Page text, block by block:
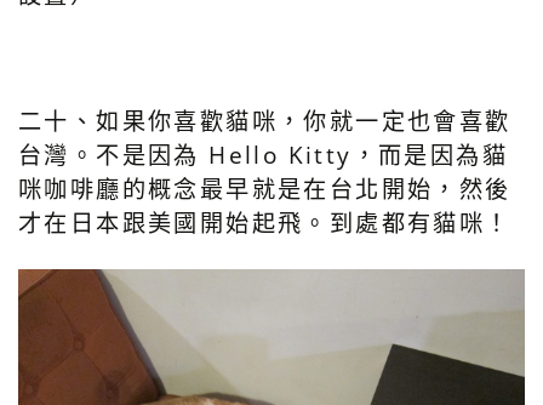
二十、如果你喜歡貓咪，你就一定也會喜歡
台灣。不是因為 Hello Kitty，而是因為貓
咪咖啡廳的概念最早就是在台北開始，然後
才在日本跟美國開始起飛。到處都有貓咪！